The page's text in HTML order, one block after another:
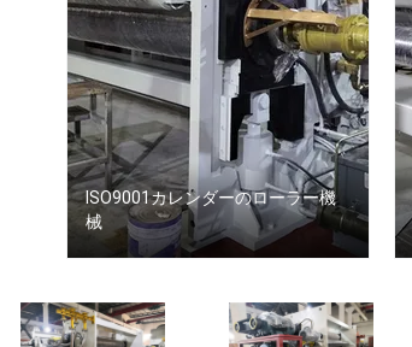
ISO9001カレンダーのローラー機
械